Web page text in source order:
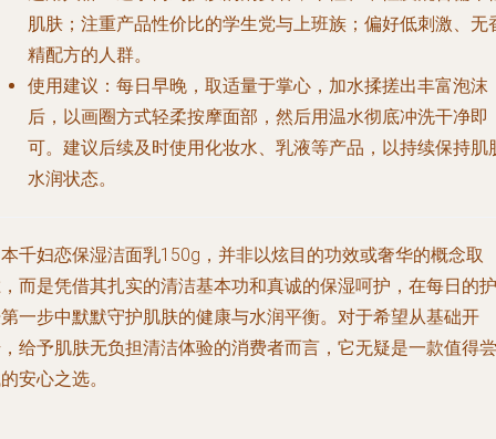
肌肤；注重产品性价比的学生党与上班族；偏好低刺激、无
精配方的人群。
使用建议 ：每日早晚，取适量于掌心，加水揉搓出丰富泡沫
后，以画圈方式轻柔按摩面部，然后用温水彻底冲洗干净即
可。建议后续及时使用化妆水、乳液等产品，以持续保持肌
水润状态。
千妇恋保湿洁面乳150g，并非以炫目的功效或奢华的概念取
而是凭借其扎实的清洁基本功和真诚的保湿呵护，在每日的护
一步中默默守护肌肤的健康与水润平衡。对于希望从基础开
给予肌肤无负担清洁体验的消费者而言，它无疑是一款值得尝
安心之选。